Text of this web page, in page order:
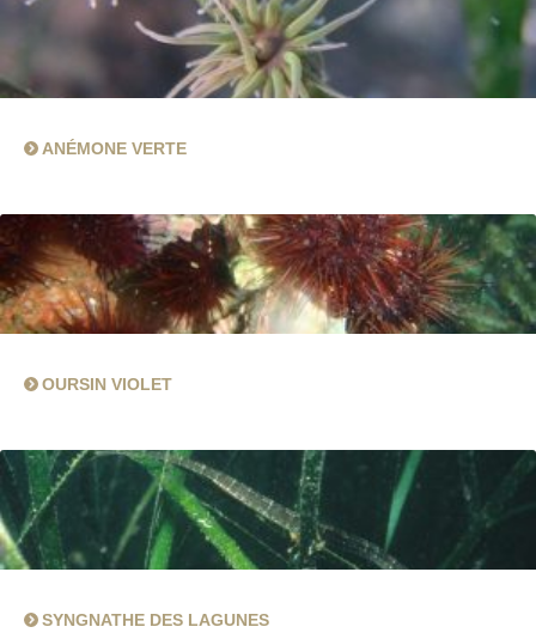
ANÉMONE VERTE
OURSIN VIOLET
SYNGNATHE DES LAGUNES